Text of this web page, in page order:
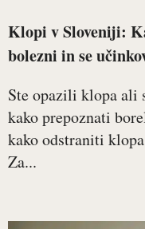
Klopi v Sloveniji:
bolezni in se
Ste opazili klopa ali
kako prepoznati
kako odstraniti
Za...